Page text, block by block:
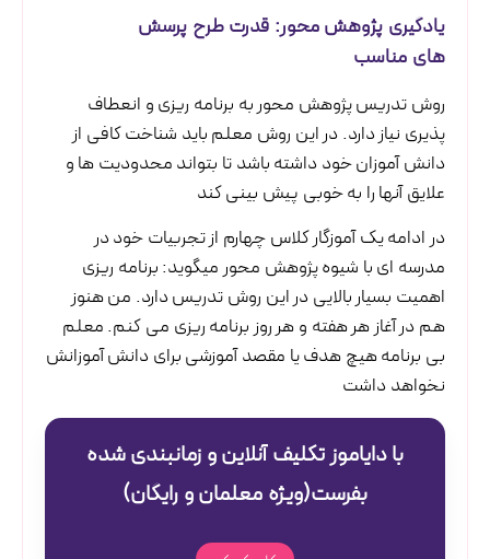
یادگیری پژوهش محور: قدرت طرح پرسش
های مناسب
روش تدریس پژوهش محور به برنامه ریزی و انعطاف
پذیری نیاز دارد. در این روش معلم باید شناخت کافی از
دانش آموزان خود داشته باشد تا بتواند محدودیت ها و
علایق آنها را به خوبی پیش بینی کند
در ادامه یک آموزگار کلاس چهارم از تجربیات خود در
مدرسه ای با شیوه پژوهش محور میگوید: برنامه ریزی
اهمیت بسیار بالایی در این روش تدریس دارد. من هنوز
هم در آغاز هر هفته و هر روز برنامه ریزی می کنم. معلم
بی برنامه هیچ هدف یا مقصد آموزشی برای دانش آموزانش
نخواهد داشت
با دایاموز تکلیف آنلاین و زمانبندی شده
بفرست(ویژه معلمان و رایگان)